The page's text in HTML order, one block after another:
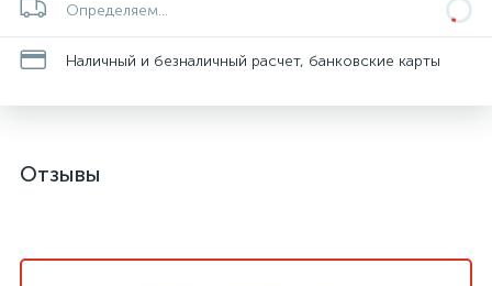
Определяем...
Наличный и безналичный расчет, банковские карты
Отзывы